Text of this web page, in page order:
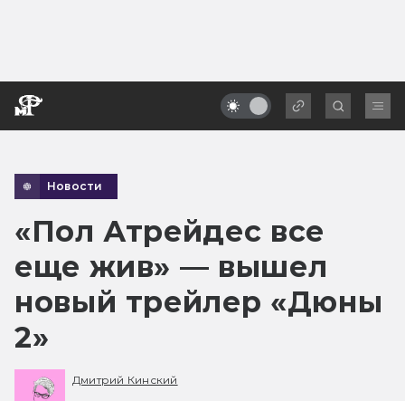
Новости
«Пол Атрейдес все
еще жив» — вышел
новый трейлер «Дюны
2»
Дмитрий Кинский